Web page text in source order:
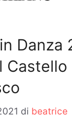
Danza
Castello
di beatrice